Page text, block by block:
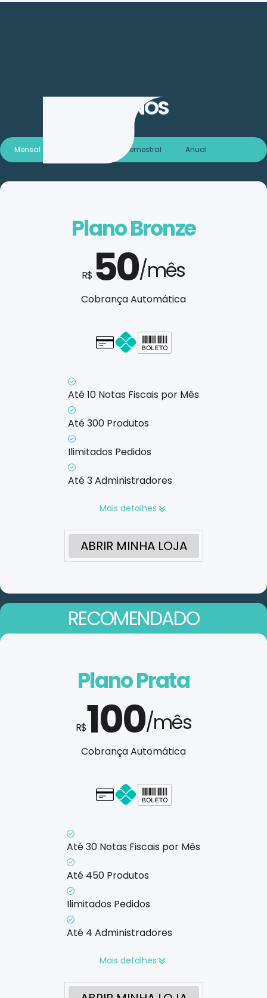
PLANOS
Mensal Semestral Anual
Plano Bronze
R$ 50/mês
Cobrança Automática
Cartão - em até 1x
Até 10 Notas Fiscais por Mês
Até 300 Produtos
Ilimitados Pedidos
Até 3 Administradores
Mais detalhes
ABRIR MINHA LOJA
RECOMENDADO
Plano Prata
R$100/mês
Cobrança Automática
Cartão - em até 1x
Até 30 Notas Fiscais por Mês
Até 450 Produtos
Ilimitados Pedidos
Até 4 Administradores
Mais detalhes